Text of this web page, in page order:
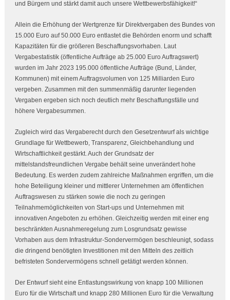
und Bürgern und stärkt damit auch unsere Wettbewerbsfähigkeit!“
Allein die Erhöhung der Wertgrenze für Direktvergaben des Bundes von
15.000 Euro auf 50.000 Euro entlastet die Behörden enorm und schafft
Kapazitäten für die größeren Beschaffungsvorhaben. Laut
Vergabestatistik (öffentliche Aufträge ab 25.000 Euro Auftragswert)
wurden im Jahr 2023 195.000 öffentliche Aufträge (Bund, Länder,
Kommunen) mit einem Auftragsvolumen von 125 Milliarden Euro
vergeben. Zusammen mit den summenmäßig darunter liegenden
Vergaben ergeben sich noch deutlich mehr Beschaffungsfälle und
höhere Vergabesummen.
Zugleich wird das Vergaberecht durch den Gesetzentwurf als wichtige
Grundlage für Wettbewerb, Transparenz, Gleichbehandlung und
Wirtschaftlichkeit gestärkt. Auch der Grundsatz der
mittelstandsfreundlichen Vergabe behält seine unverändert hohe
Bedeutung. Es werden zudem zahlreiche Maßnahmen ergriffen, um die
hohe Beteiligung kleiner und mittlerer Unternehmen am öffentlichen
Auftragswesen zu stärken sowie die noch zu geringen
Teilnahmemöglichkeiten von Start-upsund Unternehmen mit
innovativen Angeboten zu erhöhen. Gleichzeitig werden mit einer eng
beschränkten Ausnahmeregelung zum Losgrundsatz gewisse
Vorhaben aus dem Infrastruktur-Sondervermögen beschleunigt, sodass
die dringend benötigten Investitionen mit den Mitteln des zeitlich
befristeten Sondervermögens schnell getätigt werden können.
Der Entwurf sieht eine Entlastungswirkung von knapp 100 Millionen
Euro für die Wirtschaft und knapp 280 Millionen Euro für die Verwaltung